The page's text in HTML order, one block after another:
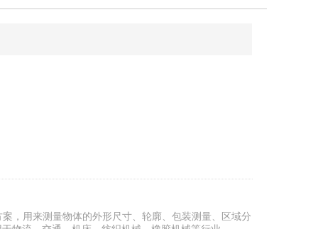
，用来测量物体的外形尺寸、轮廓、包装测量、区域分